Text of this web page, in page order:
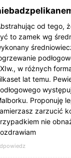
od tego,
to zamek wg
w różnych
lat temu.
Proponuję
zarzucić
nie